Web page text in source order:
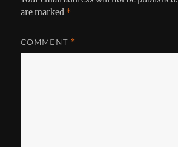
are marked *
COMMENT *